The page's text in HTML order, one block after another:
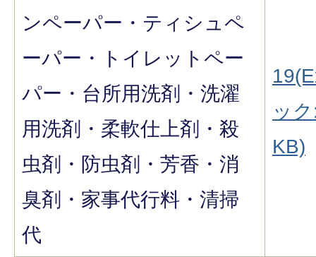
ンペーパー・ティシュペ
ーパー・トイレットペー
パー・台所用洗剤・洗濯
用洗剤・柔軟仕上剤・殺
虫剤・防虫剤・芳香・消
臭剤・家事代行料・清掃
代
ッ
KB)